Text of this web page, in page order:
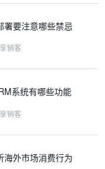
署要注意哪些禁忌
销客
系统有哪些功能
销客
海外市场消费行为